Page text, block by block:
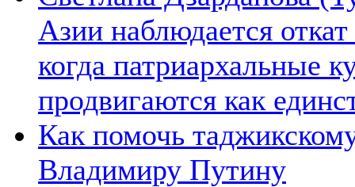
Азии наблюдается
когда патриархальные
продвигаются как
Как помочь
Владимиру Путину